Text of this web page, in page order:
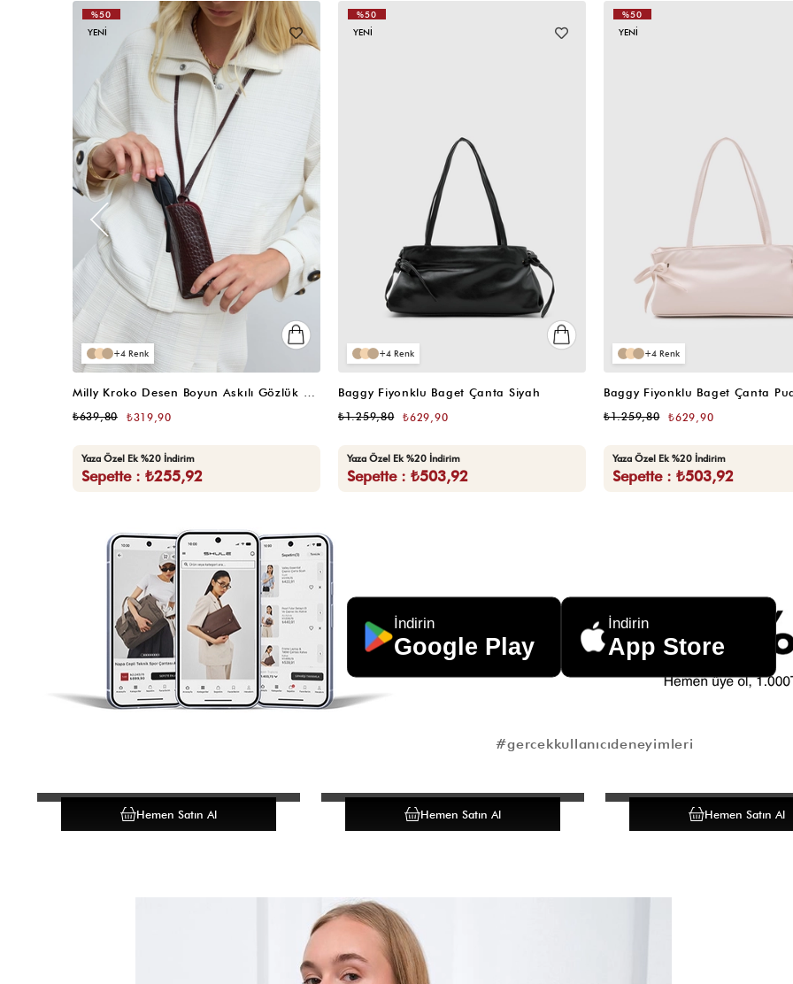
4
₺319,90
₺639,80
Yaza Özel Ek %20 İndirim
Sepette : ₺255,92
%50
YENI
4
Baggy Fiyonklu Baget Çanta Siyah
₺629,90
₺1.259,80
Yaza Özel Ek %20 İndirim
Sepette : ₺503,92
%50
YENI
4
₺629,90
₺1.259,80
Yaza Özel Ek %20 İndirim
Sepette : ₺503,92
%50
YENI
İndirin
Google Play
İndirin
App Store
#gercekkullanıcıdeneyimleri
Hemen Satın Al Hemen Satın Al Hemen Satın Al